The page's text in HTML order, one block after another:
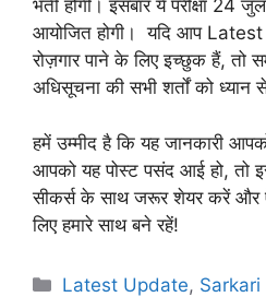
भर्ती होगी। इसबार ये परीक्षा
आयोजित होगी। यदि आप
रोज़गार पाने के लिए इच्छुक हैं,
अधिसूचना की सभी शर्तों को ध्यान
हमें उम्मीद है कि यह जानकारी
आपको यह पोस्ट पसंद आई हो, तो
सीकर्स के साथ जरूर शेयर करें और
लिए हमारे साथ बने रहें!
Categories
Latest Update, Sarkari